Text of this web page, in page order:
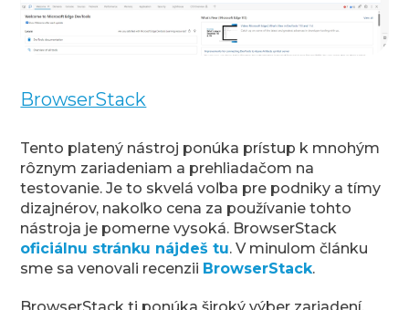
BrowserStack
Tento platený nástroj ponúka prístup k mnohým
rôznym zariadeniam a prehliadačom na
testovanie. Je to skvelá voľba pre podniky a tímy
dizajnérov, nakoľko cena za používanie tohto
nástroja je pomerne vysoká. BrowserStack
oficiálnu stránku nájdeš tu. V minulom článku
sme sa venovali recenzii BrowserStack.